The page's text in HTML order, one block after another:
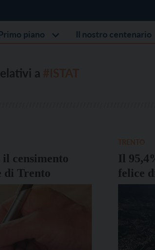
piano Il nostro centenario
a
censimento
di Trento
Il
felice